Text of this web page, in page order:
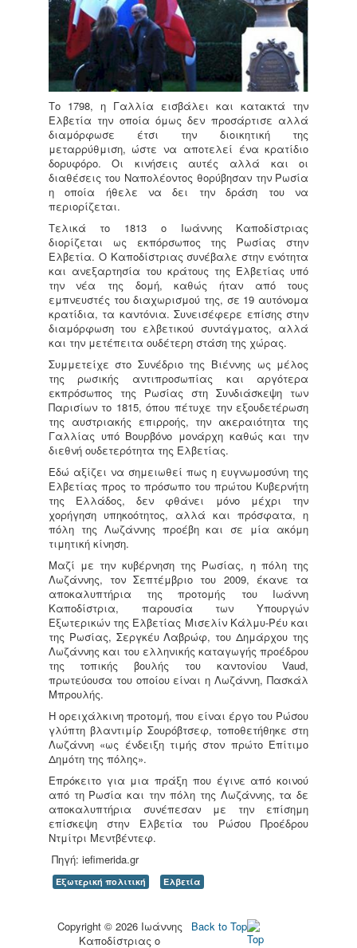
Το 1798, η Γαλλία εισβάλει και κατακτά την
Ελβετία την οποία όμως δεν προσάρτισε αλλά
διαμόρφωσε έτσι την διοικητική της
μεταρρύθμιση, ώστε να αποτελεί ένα κρατίδιο
δορυφόρο. Οι κινήσεις αυτές αλλά και οι
διαθέσεις του Ναπολέοντος θορύβησαν την Ρωσία
η οποία ήθελε να δει την δράση του να
περιορίζεται.
Τελικά το 1813 ο Ιωάννης Καποδίστριας
διορίζεται ως εκπόρσωπος της Ρωσίας στην
Ελβετία. Ο Καποδίστριας συνέβαλε στην ενότητα
και ανεξαρτησία του κράτους της Ελβετίας υπό
την νέα της δομή, καθώς ήταν από τους
εμπνευστές του διαχωρισμού της, σε 19 αυτόνομα
κρατίδια, τα καντόνια. Συνεισέφερε επίσης στην
διαμόρφωση του ελβετικού συντάγματος, αλλά
και την μετέπειτα ουδέτερη στάση της χώρας.
Συμμετείχε στο Συνέδριο της Βιέννης ως μέλος
της ρωσικής αντιπροσωπίας και αργότερα
εκπρόσωπος της Ρωσίας στη Συνδιάσκεψη των
Παρισίων το 1815, όπου πέτυχε την εξουδετέρωση
της αυστριακής επιρροής, την ακεραιότητα της
Γαλλίας υπό Βουρβόνο μονάρχη καθώς και την
διεθνή ουδετερότητα της Ελβετίας.
Εδώ αξίζει να σημειωθεί πως η ευγνωμοσύνη της
Ελβετίας προς το πρόσωπο του πρώτου Κυβερνήτη
της Ελλάδος, δεν φθάνει μόνο μέχρι την
χορήγηση υπηκοότητος, αλλά και πρόσφατα, η
πόλη της Λωζάννης προέβη και σε μία ακόμη
τιμητική κίνηση.
Μαζί με την κυβέρνηση της Ρωσίας, η πόλη της
Λωζάννης, τον Σεπτέμβριο του 2009, έκανε τα
αποκαλυπτήρια της προτομής του Ιωάννη
Καποδίστρια, παρουσία των Υπουργών
Εξωτερικών της Ελβετίας Mισελίν Κάλμυ-Ρέυ και
της Ρωσίας, Σεργκέυ Λαβρώφ, του Δημάρχου της
Λωζάννης και του ελληνικής καταγωγής προέδρου
της τοπικής βουλής του καντονίου Vaud,
πρωτεύουσα του οποίου είναι η Λωζάννη, Πασκάλ
Μπρουλής.
Η ορειχάλκινη προτομή, που είναι έργο του Ρώσου
γλύπτη βλαντιμίρ Σουρόβτσεφ, τοποθετήθηκε στη
Λωζάννη «ως ένδειξη τιμής στον πρώτο Επίτιμο
Δημότη της πόλης».
Επρόκειτο για μια πράξη που έγινε από κοινού
από τη Ρωσία και την πόλη της Λωζάννης, τα δε
αποκαλυπτήρια συνέπεσαν με την επίσημη
επίσκεψη στην Ελβετία του Ρώσου Προέδρου
Ντμίτρι Μεντβέντεφ.
Πηγή: iefimerida.gr
Εξωτερική πολιτική Ελβετία
Back to Top
Copyright © 2026 Ιωάννης
Καποδίστριας o